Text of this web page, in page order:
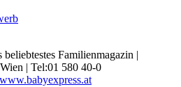
Familienmagazin |
| Tel:01 580 40-0
www.babyexpress.at